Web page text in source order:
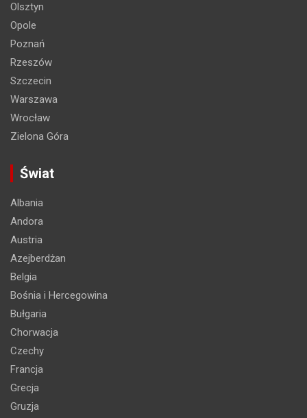
Olsztyn
Opole
Poznań
Rzeszów
Szczecin
Warszawa
Wrocław
Zielona Góra
Świat
Albania
Andora
Austria
Azejberdżan
Belgia
Bośnia i Hercegowina
Bułgaria
Chorwacja
Czechy
Francja
Grecja
Gruzja